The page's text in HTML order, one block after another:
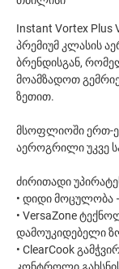
Instant Vortex Plus
პრემიუმ კლასის
ბრენდისგან,
მოამზადოთ
ზეთით.
მსოფლიოში ერთ-
აეროგრილი უკვე
ძირითადი
• დიდი მოცულობა
• VersaZone
დამოუკიდებელი
• ClearCook